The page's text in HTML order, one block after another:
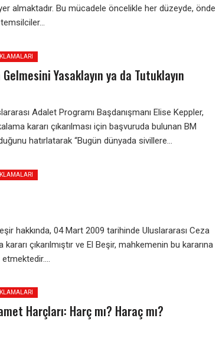
almaktadır. Bu mücadele öncelikle her düzeyde, önde
Yasaklayın ya da Tutuklayın
Adalet Programı Başdanışmanı Elise Keppler,
kararı çıkarılması için başvuruda bulunan BM
hatırlatarak “Bugün dünyada sivillere...
hakkında, 04 Mart 2009 tarihinde Uluslararası Ceza
çıkarılmıştır ve El Beşir, mahkemenin bu kararına
Harçları: Harç mı? Haraç mı?